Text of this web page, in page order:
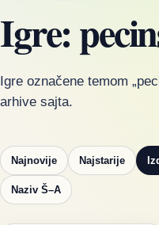
Igre:
Igre označene temom
arhive sajta.
Najnovije Najstarije
Naziv Š–A